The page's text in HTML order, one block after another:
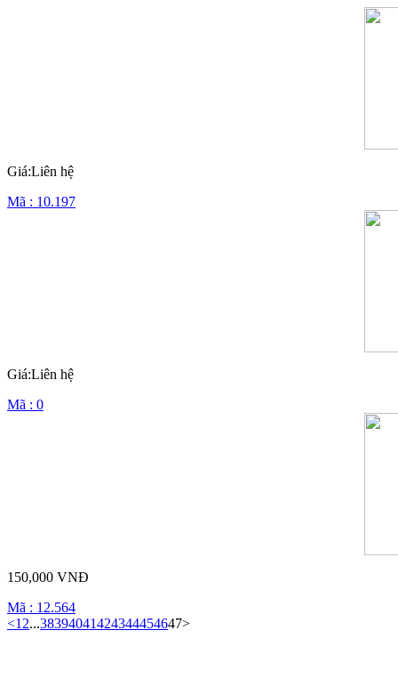
Giá:Liên hệ
Mã : 10.197
Giá:Liên hệ
Mã : 0
150,000 VNĐ
Mã : 12.564
<1 2...38394041424344454647>